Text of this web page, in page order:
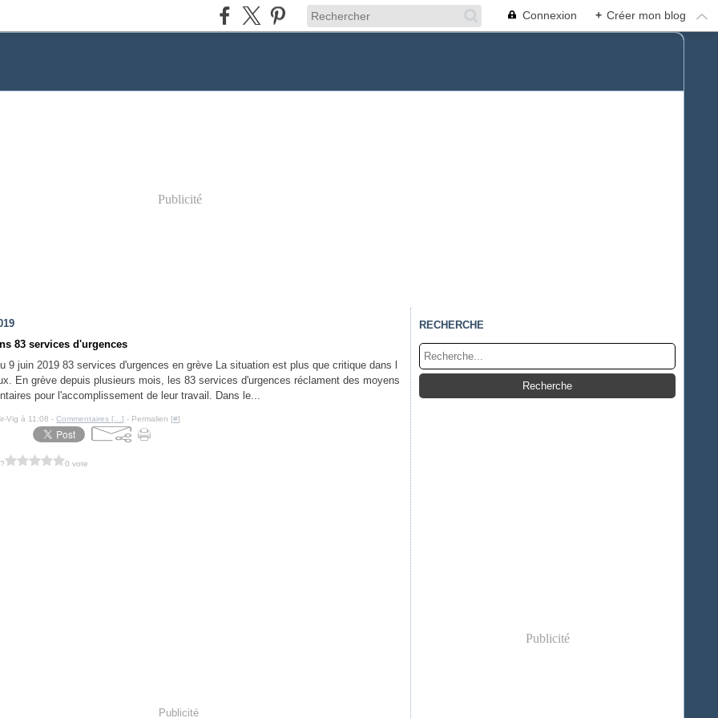
Connexion + Créer mon blog
Publicité
83 services d'urgences
9 juin 2019 83 services d'urgences en grève La situation est plus que critique dans l
En grève depuis plusieurs mois, les 83 services d'urgences réclament des moyens
pour l'accomplissement de leur travail. Dans le...
Vig à 11:08 -Commentaires [ …] - Permalien [#]
0 vote
Publicité
RECHERCHE
Publicité